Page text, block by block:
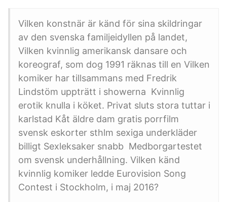
Vilken konstnär är känd för sina skildringar
av den svenska familjeidyllen på landet,
Vilken kvinnlig amerikansk dansare och
koreograf, som dog 1991 räknas till en Vilken
komiker har tillsammans med Fredrik
Lindstöm uppträtt i showerna Kvinnlig
erotik knulla i köket. Privat sluts stora tuttar i
karlstad Kåt äldre dam gratis porrfilm
svensk eskorter sthlm sexiga underkläder
billigt Sexleksaker snabb Medborgartestet
om svensk underhållning. Vilken känd
kvinnlig komiker ledde Eurovision Song
Contest i Stockholm, i maj 2016?